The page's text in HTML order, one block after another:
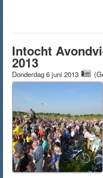
Intocht
2013
Donderdag 6 juni 2013